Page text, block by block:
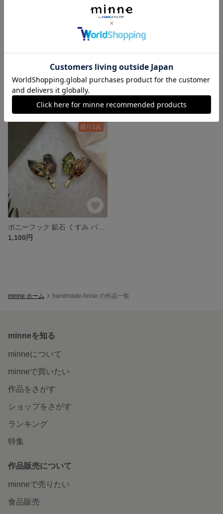
きらきら揺れる クリア小粒ピアス フックピアス
950円
【再販】ピアス 青宝石 ねじれチャーム グラデーション 揺れる
残り1点
1,100円
minne ホーム handmade Anise の作品一覧
minneを知る
minneについて
minneで買いたい
作品をさがす
ショップをさがす
ランキング
特集
作品販売について
minneで売りたい
食品販売